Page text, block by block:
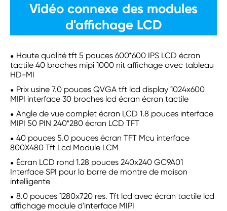
Vidéo connexe des modules
d'affichage LCD
Haute qualité tft 5 pouces 600*600 IPS LCD écran
tactile 40 broches mipi 1000 nit affichage avec tableau
HD-MI
Prix usine 7.0 pouces QVGA tft lcd display 1024x600
MIPI interface 30 broches lcd écran écran tactile
Angle de vue complet écran LCD 1.8 pouces interface
MIPI 50 PIN 240*280 écran LCD TFT
40 pouces 5.0 pouces écran TFT Mcu interface
800X480 Tft Lcd Module LCM
Écran LCD rond 1.28 pouces 240x240 GC9A01
Interface SPI pour la barre de montre de maison
intelligente
8.0 pouces 1280x720 res. Tft lcd avec écran tactile lcd
affichage module d'interface MIPI